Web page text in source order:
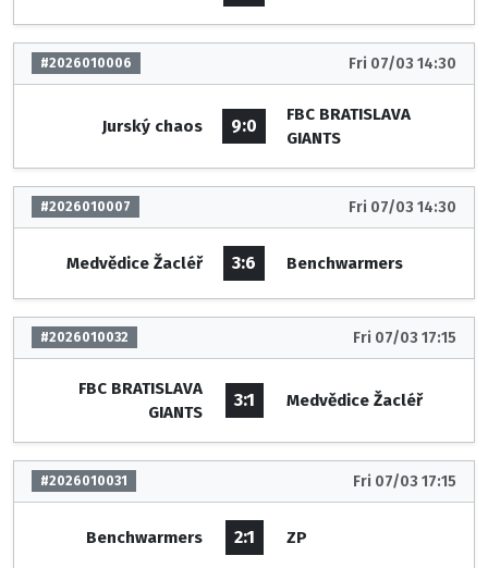
#2026010006 Fri 07/03 14:30
Jurský chaos 9:0
FBC BRATISLAVA
GIANTS
#2026010007 Fri 07/03 14:30
Medvědice Žacléř 3:6 Benchwarmers
#2026010032 Fri 07/03 17:15
FBC BRATISLAVA
GIANTS
3:1 Medvědice Žacléř
#2026010031 Fri 07/03 17:15
Benchwarmers 2:1 ZP